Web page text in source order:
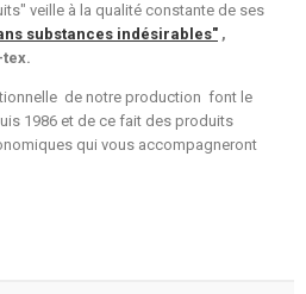
veille à la qualité constante de ses
substances indésirables" ,
de notre production font le
1986 et de ce fait des produits
qui vous accompagneront